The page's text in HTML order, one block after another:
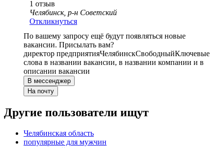
1 отзыв
Челябинск, р-н Советский
Откликнуться
По вашему запросу ещё будут появляться новые
вакансии. Присылать вам?
директор предприятияЧелябинскСвободныйКлючевые
слова в названии вакансии, в названии компании и в
описании вакансии
В мессенджер
На почту
Другие пользователи ищут
Челябинская область
популярные для мужчин